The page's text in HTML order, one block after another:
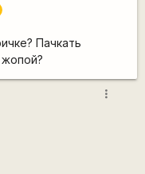
Пачкать
more_vert